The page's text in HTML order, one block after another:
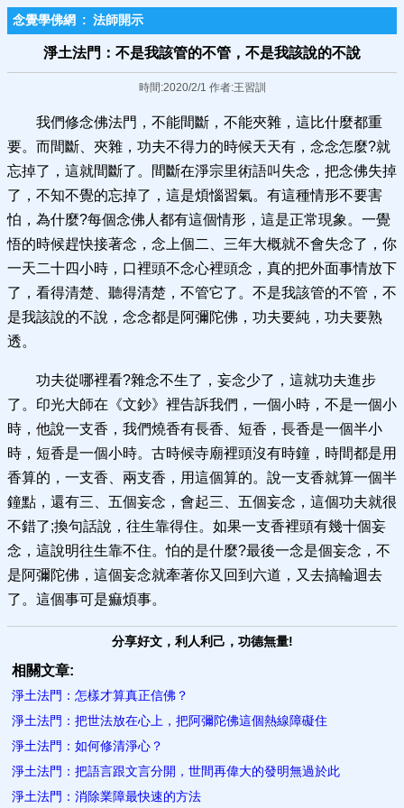
念覺學佛網 : 法師開示
淨土法門：不是我該管的不管，不是我該說的不說
時間:2020/2/1 作者:王習訓
我們修念佛法門，不能間斷，不能夾雜，這比什麼都重
要。而間斷、夾雜，功夫不得力的時候天天有，念念怎麼?就
忘掉了，這就間斷了。間斷在淨宗里術語叫失念，把念佛失掉
了，不知不覺的忘掉了，這是煩惱習氣。有這種情形不要害
怕，為什麼?每個念佛人都有這個情形，這是正常現象。一覺
悟的時候趕快接著念，念上個二、三年大概就不會失念了，你
一天二十四小時，口裡頭不念心裡頭念，真的把外面事情放下
了，看得清楚、聽得清楚，不管它了。不是我該管的不管，不
是我該說的不說，念念都是阿彌陀佛，功夫要純，功夫要熟
透。
功夫從哪裡看?雜念不生了，妄念少了，這就功夫進步
了。印光大師在《文鈔》裡告訴我們，一個小時，不是一個小
時，他說一支香，我們燒香有長香、短香，長香是一個半小
時，短香是一個小時。古時候寺廟裡頭沒有時鐘，時間都是用
香算的，一支香、兩支香，用這個算的。說一支香就算一個半
鐘點，還有三、五個妄念，會起三、五個妄念，這個功夫就很
不錯了;換句話說，往生靠得住。如果一支香裡頭有幾十個妄
念，這說明往生靠不住。怕的是什麼?最後一念是個妄念，不
是阿彌陀佛，這個妄念就牽著你又回到六道，又去搞輪迴去
了。這個事可是痲煩事。
分享好文，利人利己，功德無量!
相關文章:
淨土法門：怎樣才算真正信佛？
淨土法門：把世法放在心上，把阿彌陀佛這個熱線障礙住
淨土法門：如何修清淨心？
淨土法門：把語言跟文言分開，世間再偉大的發明無過於此
淨土法門：消除業障最快速的方法